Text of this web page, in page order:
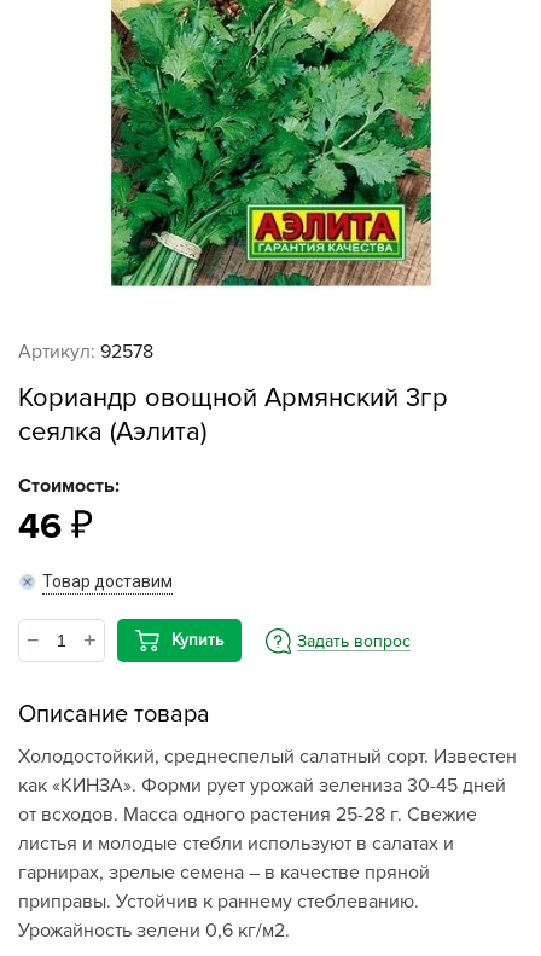
Артикул: 92578
Кориандр овощной Армянский 3гр
сеялка (Аэлита)
Стоимость:
46
Товар доставим
Купить Задать вопрос
Описание товара
Холодостойкий, среднеспелый салатный сорт. Известен
как «КИНЗА». Форми рует урожай зелениза 30-45 дней
от всходов. Масса одного растения 25-28 г. Свежие
листья и молодые стебли используют в салатах и
гарнирах, зрелые семена – в качестве пряной
приправы. Устойчив к раннему стеблеванию.
Урожайность зелени 0,6 кг/м2.